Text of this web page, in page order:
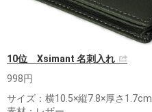
10位 Xsimant 名刺入れ
998円
サイズ：横10.5×縦7.8×厚さ1.7cm